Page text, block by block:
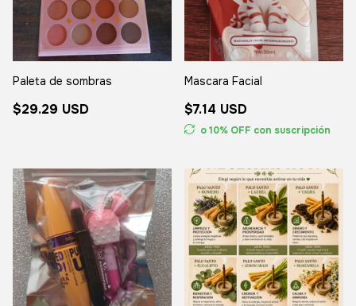
Paleta de sombras
$29.29 USD
Mascara Facial
$7.14 USD
o 10% OFF con suscripción